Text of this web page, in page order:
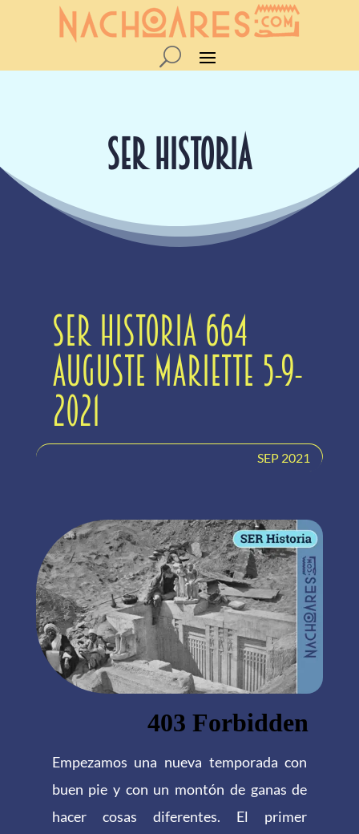
SER HISTORIA
Ser Historia 664
Auguste Mariette 5-9-
2021
SEP 2021
Empezamos una nueva temporada con
buen pie y con un montón de ganas de
hacer cosas diferentes. El primer